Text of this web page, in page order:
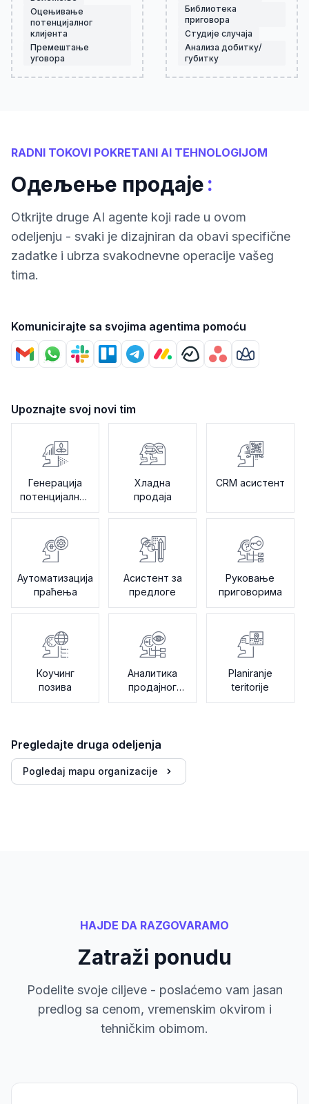
Оцењивање
потенцијалног
клијента
Премештање
уговора
Библиотека
приговора
Студије случаја
Анализа добитку/
губитку
RADNI TOKOVI POKRETANI AI TEHNOLOGIJOM
Одељење продаје:
Otkrijte druge AI agente koji rade u ovom
odeljenju - svaki je dizajniran da obavi specifične
zadatke i ubrza svakodnevne operacije vašeg
tima.
Komunicirajte sa svojima agentima pomoću
Upoznajte svoj novi tim
Генерација
потенцијалних
клијената
Хладна
продаја
CRM асистент
Аутоматизација
праћења
Асистент за
предлоге
Руковање
приговорима
Коучинг
позива
Аналитика
продајног
пута
Planiranje
teritorije
Pregledajte druga odeljenja
Pogledaj mapu organizacije
HAJDE DA RAZGOVARAMO
Zatraži ponudu
Podelite svoje ciljeve - poslaćemo vam jasan
predlog sa cenom, vremenskim okvirom i
tehničkim obimom.